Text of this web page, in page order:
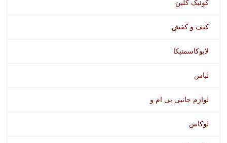
کوئیک کلین
کیف و کفش
لابوکاسمتیکا
لباس
لوازم جانبی بی ام و
لوکاس